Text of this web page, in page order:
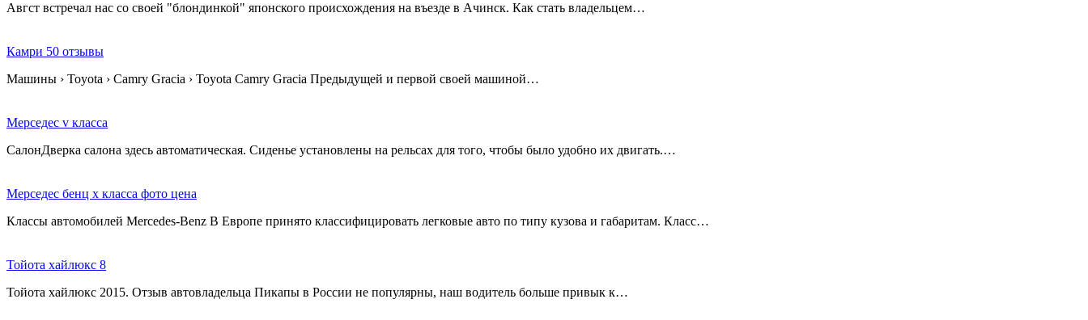
Авгст встречал нас со своей "блондинкой" японского происхождения на въезде в Ачинск. Как стать владельцем…
Камри 50 отзывы
Машины › Toyota › Camry Gracia › Toyota Camry Gracia Предыдущей и первой своей машиной…
Мерседес v класса
СалонДверка салона здесь автоматическая. Сиденье установлены на рельсах для того, чтобы было удобно их двигать.…
Мерседес бенц х класса фото цена
Классы автомобилей Mercedes-Benz В Европе принято классифицировать легковые авто по типу кузова и габаритам. Класс…
Тойота хайлюкс 8
Тойота хайлюкс 2015. Отзыв автовладельца Пикапы в России не популярны, наш водитель больше привык к…